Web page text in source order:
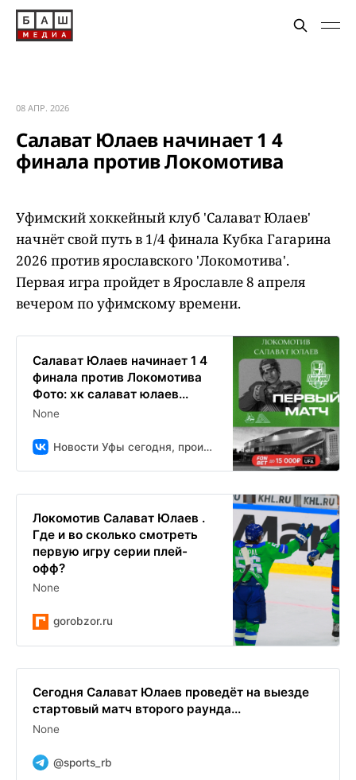
08 АПР. 2026
Салават Юлаев начинает 1 4
финала против Локомотива
Уфимский хоккейный клуб 'Салават Юлаев'
начнёт свой путь в 1/4 финала Кубка Гагарина
2026 против ярославского 'Локомотива'.
Первая игра пройдет в Ярославле 8 апреля
вечером по уфимскому времени.
Салават Юлаев начинает 1 4
финала против Локомотива
Фото: хк салават юлаев...
None
Новости Уфы сегодня, происшествия, ЧП и ДТП
Локомотив Салават Юлаев .
Где и во сколько смотреть
первую игру серии плей-
офф?
None
gorobzor.ru
Сегодня Салават Юлаев проведёт на выезде
стартовый матч второго раунда...
None
@sports_rb